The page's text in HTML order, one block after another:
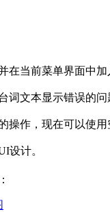
在当前菜单界面中加
词文本显示错误的问
操作，现在可以使用
设计。